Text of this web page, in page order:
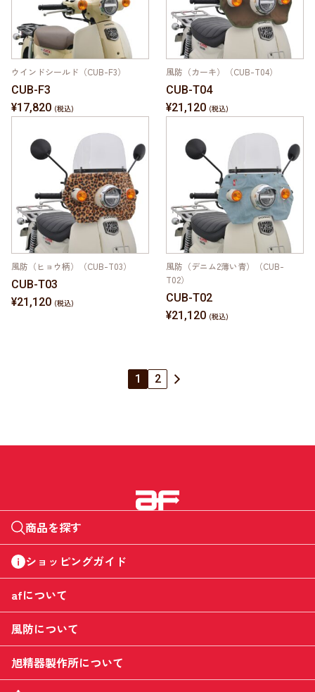
ウインドシールド（CUB-F3）
CUB-F3
¥17,820
風防（カーキ）（CUB-T04）
CUB-T04
¥21,120
風防（ヒョウ柄）（CUB-T03）
CUB-T03
¥21,120
風防（デニム2薄い青）（CUB-
T02）
CUB-T02
¥21,120
1 2
商品を探す
ショッピングガイド
afについて
風防について
旭精器製作所について